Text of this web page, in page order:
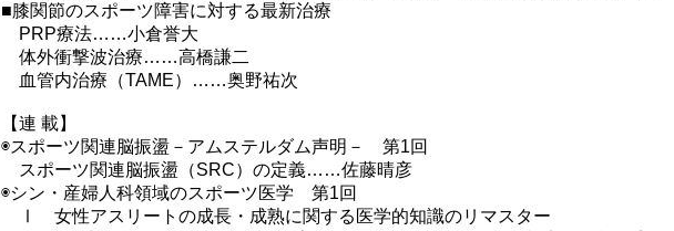
■膝関節のスポーツ障害に対する最新治療
PRP療法……小倉誉大
体外衝撃波治療……高橋謙二
血管内治療（TAME）……奥野祐次
【連 載】
◉スポーツ関連脳振盪－アムステルダム声明－ 第1回
スポーツ関連脳振盪（SRC）の定義……佐藤晴彦
◉シン・産婦人科領域のスポーツ医学 第1回
Ⅰ 女性アスリートの成長・成熟に関する医学的知識のリマスター